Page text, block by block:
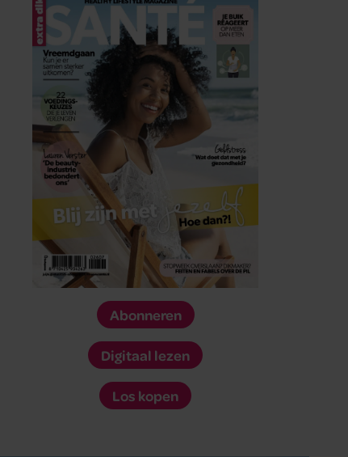
Abonneren
Digitaal lezen
Los kopen